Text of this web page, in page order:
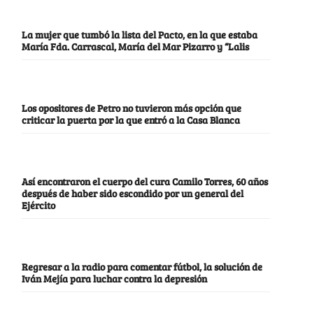
La mujer que tumbó la lista del Pacto, en la que estaba
María Fda. Carrascal, María del Mar Pizarro y “Lalis
Los opositores de Petro no tuvieron más opción que
criticar la puerta por la que entró a la Casa Blanca
Así encontraron el cuerpo del cura Camilo Torres, 60 años
después de haber sido escondido por un general del
Ejército
Regresar a la radio para comentar fútbol, la solución de
Iván Mejía para luchar contra la depresión